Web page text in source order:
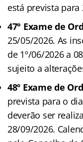
está prevista para
47° Exame de
25/05/2026. As
de 1º/06/2026 a
sujeito a
48º Exame de
prevista para o
deverão ser
28/09/2026.